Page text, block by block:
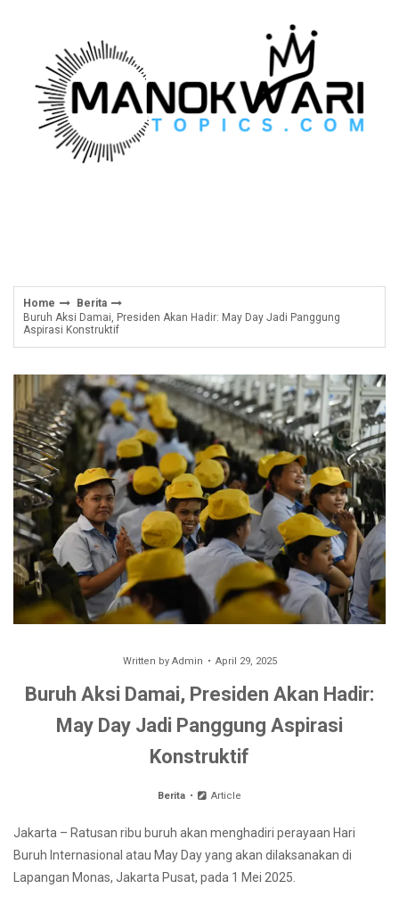
Home
Berita
Buruh Aksi Damai, Presiden Akan Hadir: May Day Jadi Panggung
Aspirasi Konstruktif
Written by Admin April 29, 2025
Buruh Aksi Damai, Presiden Akan Hadir:
May Day Jadi Panggung Aspirasi
Konstruktif
Berita Article
Jakarta – Ratusan ribu buruh akan menghadiri perayaan Hari
Buruh Internasional atau May Day yang akan dilaksanakan di
Lapangan Monas, Jakarta Pusat, pada 1 Mei 2025.